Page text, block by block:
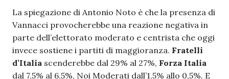
La spiegazione di Antonio Noto è che la presenza di
Vannacci provocherebbe una reazione negativa in
parte dell’elettorato moderato e centrista che oggi
invece sostiene i partiti di maggioranza. Fratelli
d’Italia scenderebbe dal 29% al 27%, Forza Italia
dal 7,5% al 6,5%, Noi Moderati dall’1,5% allo 0,5%. E